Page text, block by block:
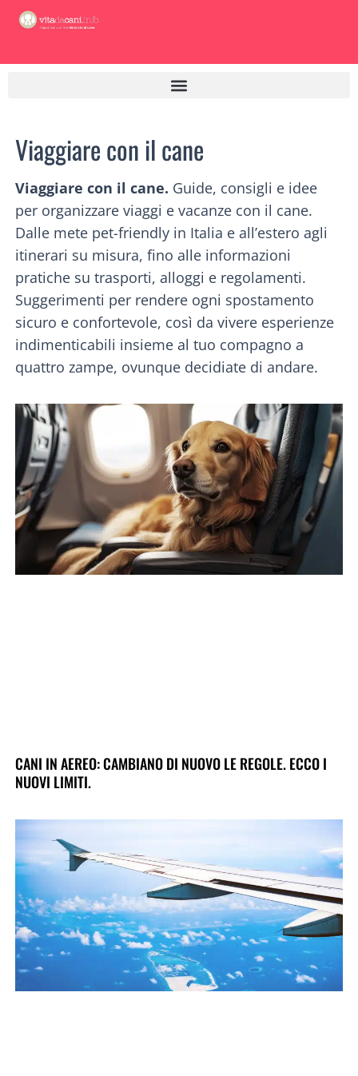
Viaggiare con il cane
Viaggiare con il cane. Guide, consigli e idee
per organizzare viaggi e vacanze con il cane.
Dalle mete pet-friendly in Italia e all’estero agli
itinerari su misura, fino alle informazioni
pratiche su trasporti, alloggi e regolamenti.
Suggerimenti per rendere ogni spostamento
sicuro e confortevole, così da vivere esperienze
indimenticabili insieme al tuo compagno a
quattro zampe, ovunque decidiate di andare.
CANI IN AEREO: CAMBIANO DI NUOVO LE REGOLE. ECCO I
NUOVI LIMITI.
PAGINAPAGINA